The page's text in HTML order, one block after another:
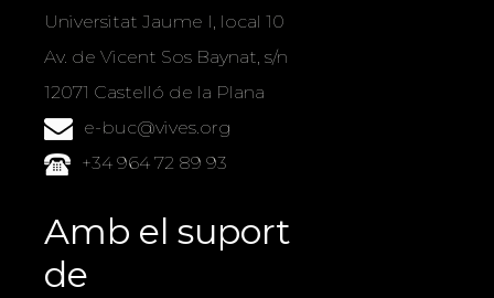
Universitat Jaume I, local 10
Av. de Vicent Sos Baynat, s/n
12071 Castelló de la Plana
e-buc@vives.org
+34 964 72 89 93
Amb el suport
de